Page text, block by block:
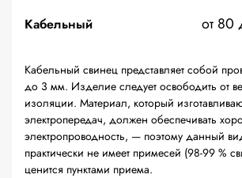
Кабельный от 80
Кабельный свинец представляет собой
до 3 мм. Изделие следует освободить от
изоляции. Материал, который
электропередач, должен обеспечивать
электропроводность, — поэтому данный
практически не имеет примесей (98-99 %
ценится пунктами приема.